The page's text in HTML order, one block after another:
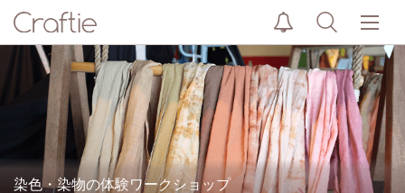
染色・染物の体験ワークショップ